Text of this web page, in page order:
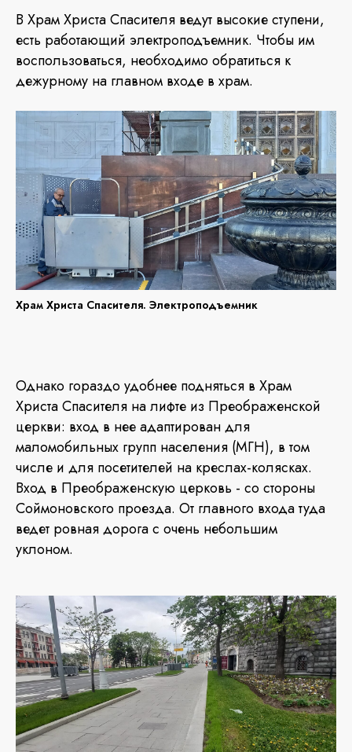
В Храм Христа Спасителя ведут высокие ступени,
есть работающий электроподъемник. Чтобы им
воспользоваться, необходимо обратиться к
дежурному на главном входе в храм.
Храм Христа Спасителя. Электроподъемник
Однако гораздо удобнее подняться в Храм
Христа Спасителя на лифте из Преображенской
церкви: вход в нее адаптирован для
маломобильных групп населения (МГН), в том
числе и для посетителей на креслах-колясках.
Вход в Преображенскую церковь - со стороны
Соймоновского проезда. От главного входа туда
ведет ровная дорога с очень небольшим
уклоном.